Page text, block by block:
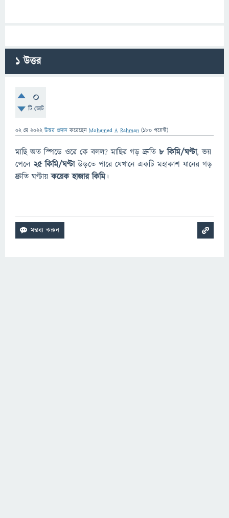
1উত্তর
0
টি ভোট
02 মে 2022 উত্তর প্রদান করেছেন Mohamed A Rahman (180 পয়েন্ট)
মাছি অত স্পিডে ওরে কে বলল? মাছির গড় দ্রুতি৮ কিমি/ঘণ্টা, ভয়
পেলে ২৫ কিমি/ঘণ্টাউড়তে পারে যেখানে একটি মহাকাশ যানের গড়
দ্রুতি ঘণ্টায়কয়েক হাজার কিমি।